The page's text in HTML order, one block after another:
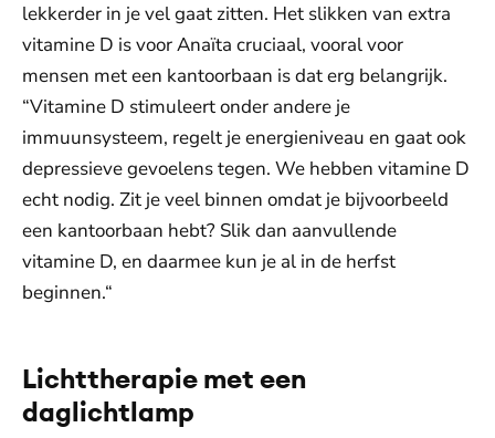
lekkerder in je vel gaat zitten. Het slikken van extra
vitamine D is voor Anaïta cruciaal, vooral voor
mensen met een kantoorbaan is dat erg belangrijk.
“Vitamine D stimuleert onder andere je
immuunsysteem, regelt je energieniveau en gaat ook
depressieve gevoelens tegen. We hebben vitamine D
echt nodig. Zit je veel binnen omdat je bijvoorbeeld
een kantoorbaan hebt? Slik dan aanvullende
vitamine D, en daarmee kun je al in de herfst
beginnen.“
Lichttherapie met een
daglichtlamp